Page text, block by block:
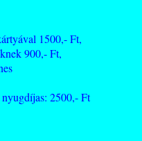
1500,- Ft,
900,- Ft,
2500,- Ft